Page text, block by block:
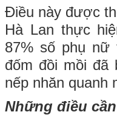
Điều này được
Hà Lan thực
87% số phụ nữ
đốm đồi mồi đã
nếp nhăn quanh
Những điều